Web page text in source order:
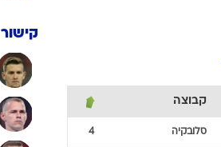
קבוצה
סלובקיה 4
קישור